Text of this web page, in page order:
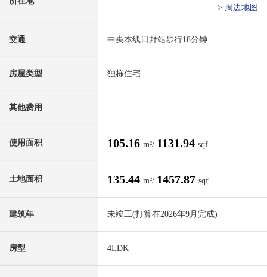
> 周边地图
交通 中央本线日野站步行18分钟
房屋类型 独栋住宅
其他费用
使用面积 105.16 m²/ 1131.94 sqf
土地面积 135.44 m²/ 1457.87 sqf
建筑年 未竣工(打算在2026年9月完成)
房型 4LDK